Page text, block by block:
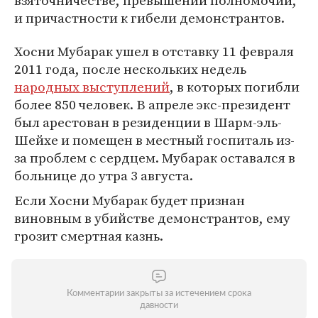
и причастности к гибели демонстрантов.
Хосни Мубарак ушел в отставку 11 февраля
2011 года, после нескольких недель
народных выступлений, в которых погибли
более 850 человек. В апреле экс-президент
был арестован в резиденции в Шарм-эль-
Шейхе и помещен в местный госпиталь из-
за проблем с сердцем. Мубарак оставался в
больнице до утра 3 августа.
Если Хосни Мубарак будет признан
виновным в убийстве демонстрантов, ему
грозит смертная казнь.
Комментарии закрыты за истечением срока
давности